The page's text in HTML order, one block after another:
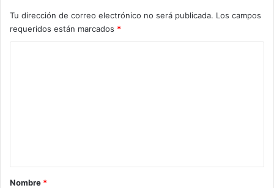
Tu dirección de correo electrónico no será publicada. Los campos
requeridos están marcados *
rNombre *